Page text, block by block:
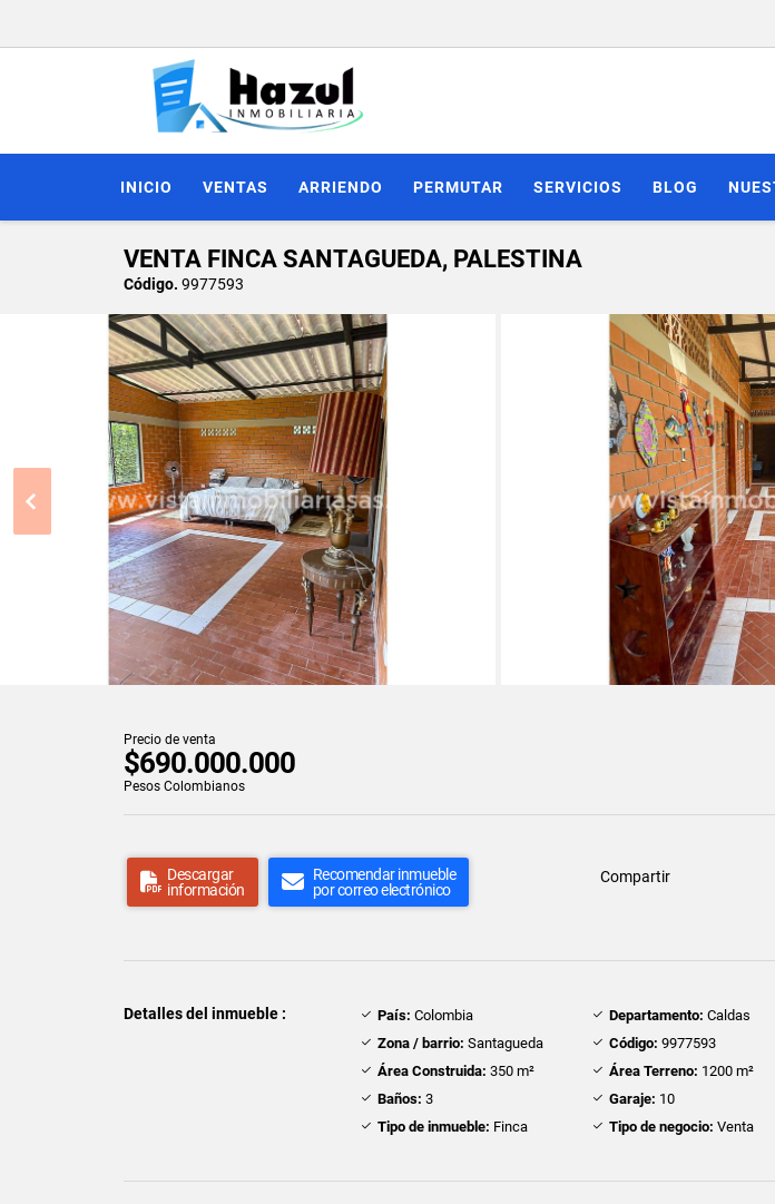
INICIO VENTAS ARRIENDO PERMUTAR SERVICIOS BLOG
VENTA FINCA SANTAGUEDA, PALESTINA
Código. 9977593
Precio de venta
$690.000.000
Pesos Colombianos
Descargar
información
Recomendar inmueble
por correo electrónico
Compartir
Detalles del inmueble : País: Colombia Departamento: Caldas
Zona / barrio: Santagueda Código: 9977593
Área Construida: 350 m² Área Terreno: 1200 m²
Baños: 3 Garaje: 10
Tipo de inmueble: Finca Tipo de negocio: Venta